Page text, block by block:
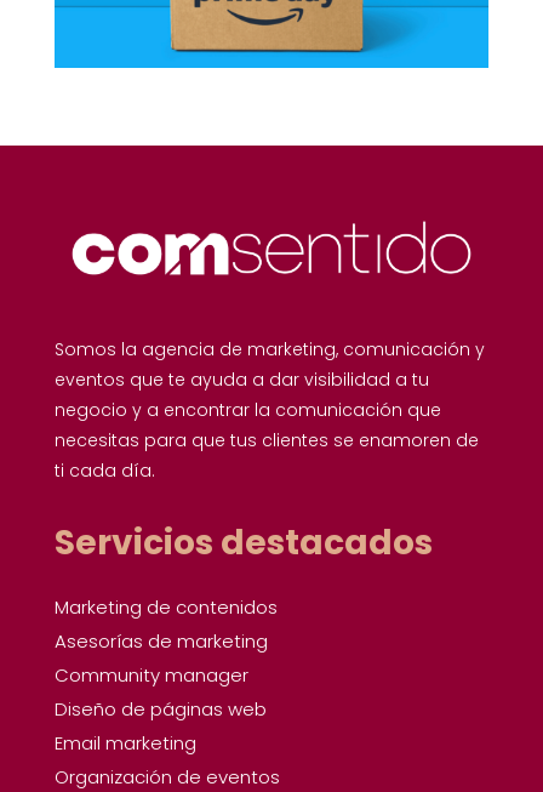
Somos la agencia de marketing, comunicación y
eventos que te ayuda a dar visibilidad a tu
negocio y a encontrar la comunicación que
necesitas para que tus clientes se enamoren de
ti cada día.
Servicios destacados
Marketing de contenidos
Asesorías de marketing
Community manager
Diseño de páginas web
Email marketing
Organización de eventos